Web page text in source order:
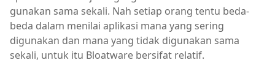
gunakan sama sekali. Nah setiap orang tentu beda-
beda dalam menilai aplikasi mana yang sering
digunakan dan mana yang tidak digunakan sama
sekali, untuk itu Bloatware bersifat relatif.